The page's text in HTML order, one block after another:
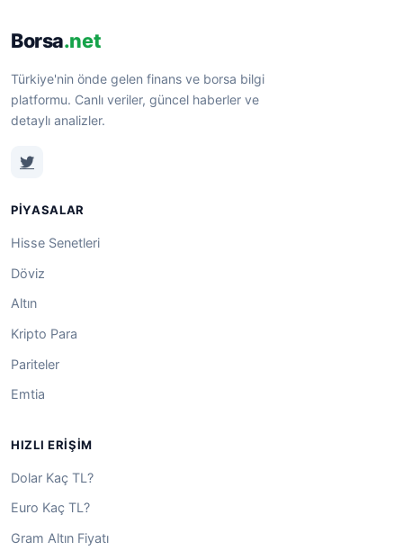
Borsa.net
Türkiye'nin önde gelen finans ve borsa bilgi
platformu. Canlı veriler, güncel haberler ve
detaylı analizler.
PIYASALAR
Hisse Senetleri
Döviz
Altın
Kripto Para
Pariteler
Emtia
HIZLI ERIŞIM
Dolar Kaç TL?
Euro Kaç TL?
Gram Altın Fiyatı